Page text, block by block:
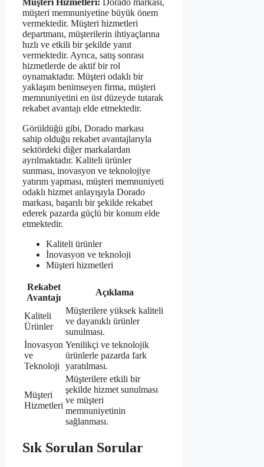
müşteri memnuniyetine büyük önem
vermektedir. Müşteri hizmetleri
departmanı, müşterilerin ihtiyaçlarına
hızlı ve etkili bir şekilde yanıt
vermektedir. Ayrıca, satış sonrası
hizmetlerde de aktif bir rol
oynamaktadır. Müşteri odaklı bir
yaklaşım benimseyen firma, müşteri
memnuniyetini en üst düzeyde tutarak
rekabet avantajı elde etmektedir.
Görüldüğü gibi, Dorado markası
sahip olduğu rekabet avantajlarıyla
sektördeki diğer markalardan
ayrılmaktadır. Kaliteli ürünler
sunması, inovasyon ve teknolojiye
yatırım yapması, müşteri memnuniyeti
odaklı hizmet anlayışıyla Dorado
markası, başarılı bir şekilde rekabet
ederek pazarda güçlü bir konum elde
etmektedir.
Kaliteli ürünler
İnovasyon ve teknoloji
Müşteri hizmetleri
Rekabet
Avantajı
Açıklama
Kaliteli
Ürünler
Müşterilere yüksek kaliteli
ve dayanıklı ürünler
sunulması.
İnovasyon
ve
Teknoloji
Yenilikçi ve teknolojik
ürünlerle pazarda fark
yaratılması.
Müşteri
Hizmetleri
Müşterilere etkili bir
şekilde hizmet sunulması
ve müşteri
memnuniyetinin
sağlanması.
Sık Sorulan Sorular